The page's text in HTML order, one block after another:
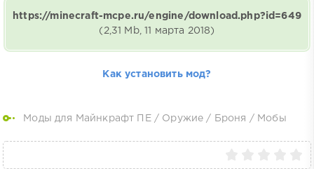
https://minecraft-mcpe.ru/engine/download.php?id=649
(2,31 Mb, 11 марта 2018)
Как установить мод?
Моды для Майнкрафт ПЕ / Оружие / Броня / Мобы